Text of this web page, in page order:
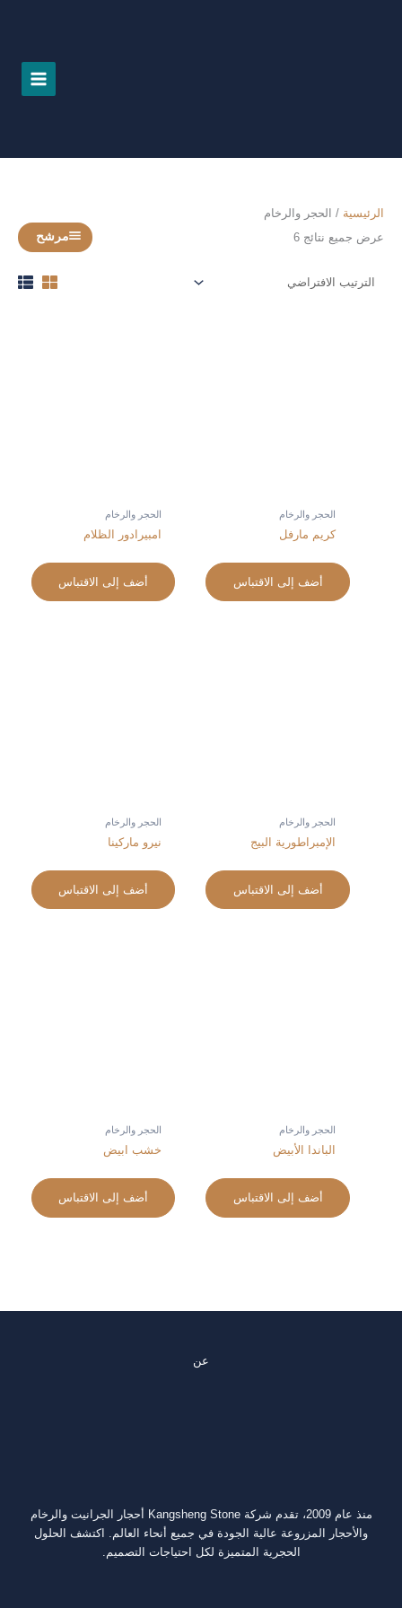
الرئيسية / الحجر والرخام
عرض جميع نتائج 6
مرشح
الحجر والرخام
كريم مارفل
أضف إلى الاقتباس
الحجر والرخام
امبيرادور الظلام
أضف إلى الاقتباس
الحجر والرخام
الإمبراطورية البيج
أضف إلى الاقتباس
الحجر والرخام
نيرو ماركينا
أضف إلى الاقتباس
الحجر والرخام
الباندا الأبيض
أضف إلى الاقتباس
الحجر والرخام
خشب ابيض
أضف إلى الاقتباس
عن
منذ عام 2009، تقدم شركة Kangsheng Stone أحجار الجرانيت والرخام
والأحجار المزروعة عالية الجودة في جميع أنحاء العالم. اكتشف الحلول
الحجرية المتميزة لكل احتياجات التصميم.